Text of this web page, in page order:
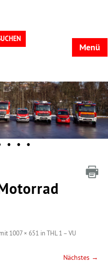
Menü
mit 1007 × 651 inTHL 1 – VU
Nächstes →